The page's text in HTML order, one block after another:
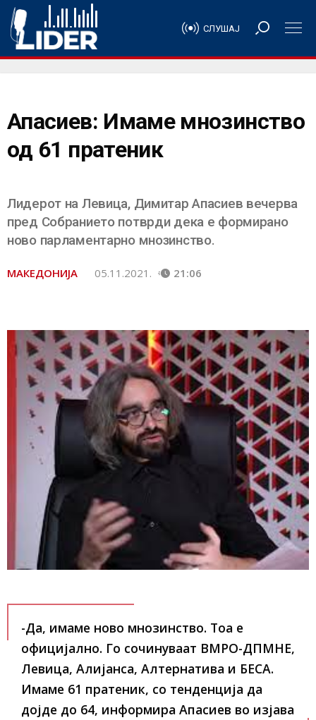
СЛУШАЈ
Апасиев: Имаме мнозинство
од 61 пратеник
Лидерот на Левица, Димитар Апасиев вечерва
пред Собранието потврди дека е формирано
ново парламентарно мнозинство.
МАКЕДОНИЈА 05.11.2021. 21:06
-Да, имаме ново мнозинство. Тоа е
официјално. Го сочинуваат ВМРО-ДПМНЕ,
Левица, Алијанса, Алтернатива и БЕСА.
Имаме 61 пратеник, со тенденција да
дојде до 64, информира Апасиев во изјава